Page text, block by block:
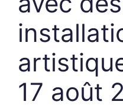
17 août